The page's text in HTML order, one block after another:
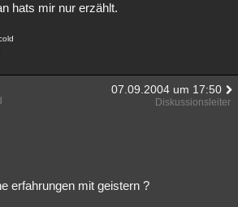
hats mir nur erzählt.
07.09.2004 um 17:50
Diskussionsleiter
erfahrungen mit geistern ?